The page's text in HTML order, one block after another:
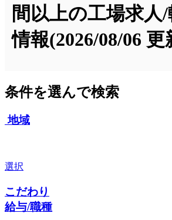
間以上の工場求人
情報(2026/08/06 更
条件を選んで検索
地域
選択
こだわり
給与/職種